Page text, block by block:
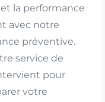
la performance
avec notre
préventive.
service de
pour
votre